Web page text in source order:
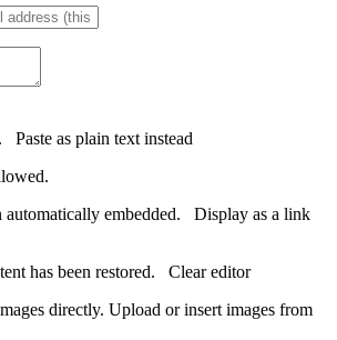
Paste as plain text instead
automatically embedded. Display as a link
has been restored. Clear editor
directly. Upload or insert images from